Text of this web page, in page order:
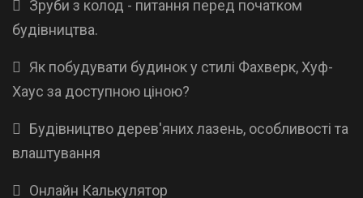
Зруби з колод - питання перед початком
будівництва.
Як побудувати будинок у стилі Фахверк, Хуф-
Хаус за доступною ціною?
Будівництво дерев'яних лазень, особливості та
влаштування
Онлайн Калькулятор